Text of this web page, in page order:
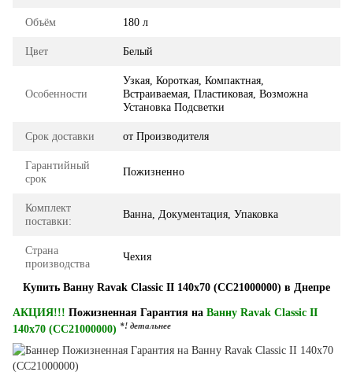
Объём 180 л
Цвет Белый
Особенности
Узкая, Короткая, Компактная,
Встраиваемая, Пластиковая, Возможна
Установка Подсветки
Срок доставки от Производителя
Гарантийный
срок
Пожизненно
Комплект
поставки:
Ванна, Документация, Упаковка
Страна
производства
Чехия
Купить Ванну Ravak Classic II 140x70 (CC21000000) в Днепре
АКЦИЯ!!! Пожизненная Гарантия на Ванну Ravak Classic II
140x70 (CC21000000) *! детальнее